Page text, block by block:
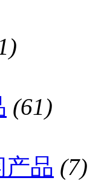
(61)
产品 (7)